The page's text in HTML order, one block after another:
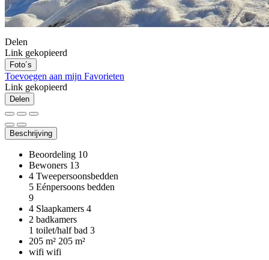
Delen
Link gekopieerd
Foto´s
Toevoegen aan mijn Favorieten
Link gekopieerd
Delen
Beschrijving
Beoordeling 10
Bewoners 13
4 Tweepersoonsbedden
5 Eénpersoons bedden
9
4 Slaapkamers 4
2 badkamers
1 toilet/half bad 3
205 m² 205 m²
wifi wifi